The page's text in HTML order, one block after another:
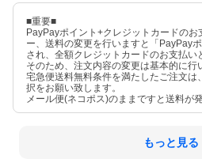
■重要■
PayPayポイント+クレジットカードの
ー、送料の変更を行いますと「PayPay
され、全額クレジットカードのお支払い
そのため、注文内容の変更は基本的に行
宅急便送料無料条件を満たしたご注文は
択をお願い致します。
メール便(ネコポス)のままですと送料が
もっと見る